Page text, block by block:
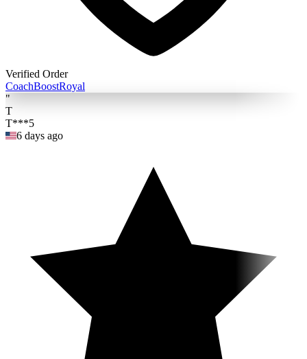
Verified Order
CoachBoostRoyal
"
T
T***5
6 days ago